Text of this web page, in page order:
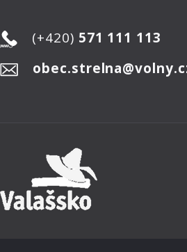
(+420) 571 111 113